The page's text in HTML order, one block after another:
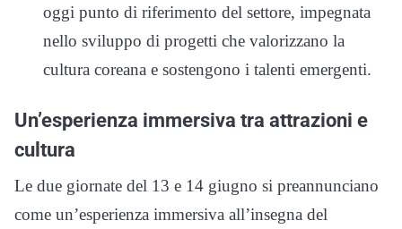
oggi punto di riferimento del settore, impegnata
nello sviluppo di progetti che valorizzano la
cultura coreana e sostengono i talenti emergenti.
Un’esperienza immersiva tra attrazioni e
cultura
Le due giornate del 13 e 14 giugno si preannunciano
come un’esperienza immersiva all’insegna del